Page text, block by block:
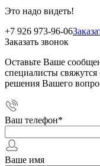
Это надо видеть!
+7 926 973-96-06
Заказать звонок
Оставьте Ваше
специалисты
решения Вашего
Ваш телефон*
Ваше имя